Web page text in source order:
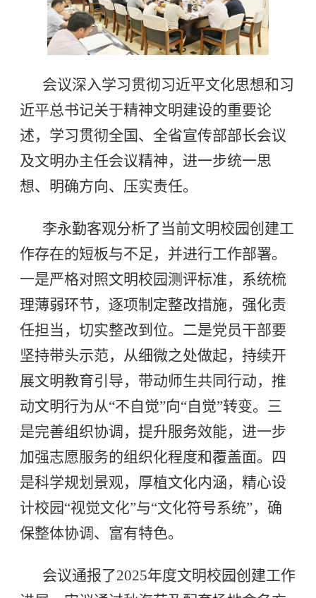
会议深入学习贯彻习近平文化思想和习
近平总书记关于精神文明建设的重要论
述，学习贯彻全国、全省宣传部部长会议
及文明办主任会议精神，进一步统一思
想、明确方向、压实责任。
李永勤客观分析了当前文明校园创建工
作存在的短板与不足，并进行工作部署。
一是严格对照文明校园测评标准，系统梳
理薄弱环节，逐项制定整改措施，强化责
任担当，切实整改到位。二是党员干部要
坚持带头示范，从细微之处做起，持续开
展文明教育引导，带动师生共同行动，推
动文明行为从“不自觉”向“自觉”转变。三
是完善组织协调，提升服务效能，进一步
加强志愿服务的组织化程度和覆盖面。四
是科学规划景观，厚植文化内涵，精心设
计校园“视觉文化”与“文化符号系统”，确
保整体协调、富有特色。
会议通报了2025年度文明校园创建工作